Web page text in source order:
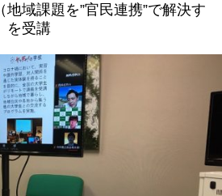
域課題を”官民連携”で解決す
を受講